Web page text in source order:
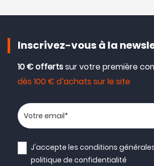
Inscrivez-vous à la
10 € offertssur votre première
dès 100 € d’achats sur le site
Votre adresse email
J'accepte lesconditions
politique de confidentialité